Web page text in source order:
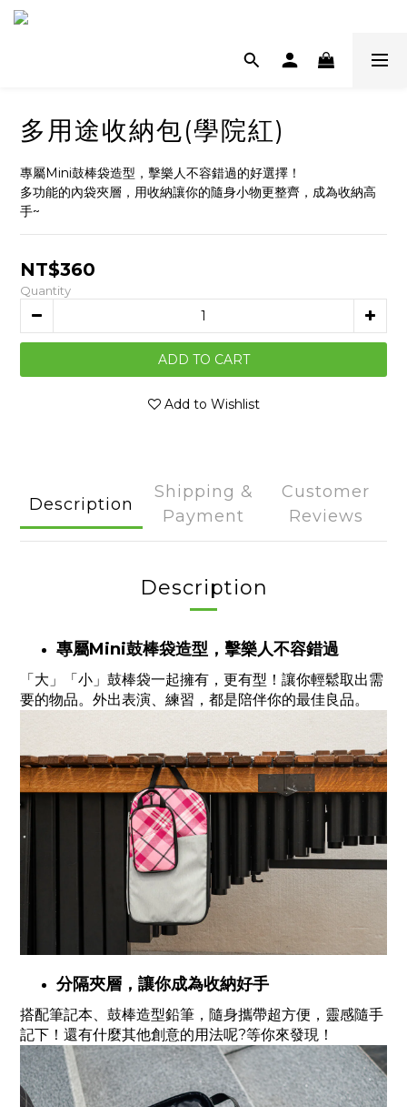
多用途收納包(學院紅)
專屬Mini鼓棒袋造型，擊樂人不容錯過的好選擇！
多功能的內袋夾層，用收納讓你的隨身小物更整齊，成為收納高
手~
NT$360
Quantity
ADD TO CART
Add to Wishlist
Description
Shipping &
Payment
Customer
Reviews
Description
專屬Mini鼓棒袋造型，擊樂人不容錯過
「大」「小」鼓棒袋一起擁有，更有型！讓你輕鬆取出需
要的物品。外出表演、練習，都是陪伴你的最佳良品。
分隔夾層，讓你成為收納好手
搭配筆記本、鼓棒造型鉛筆，隨身攜帶超方便，靈感隨手
記下！還有什麼其他創意的用法呢?等你來發現！